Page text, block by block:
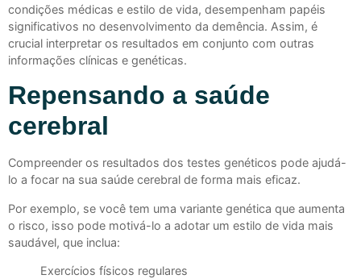
condições médicas e estilo de vida, desempenham papéis
significativos no desenvolvimento da demência. Assim, é
crucial interpretar os resultados em conjunto com outras
informações clínicas e genéticas.
Repensando a saúde
cerebral
Compreender os resultados dos testes genéticos pode ajudá-
lo a focar na sua saúde cerebral de forma mais eficaz.
Por exemplo, se você tem uma variante genética que aumenta
o risco, isso pode motivá-lo a adotar um estilo de vida mais
saudável, que inclua:
Exercícios físicos regulares